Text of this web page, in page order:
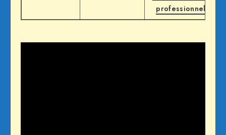
professionnel